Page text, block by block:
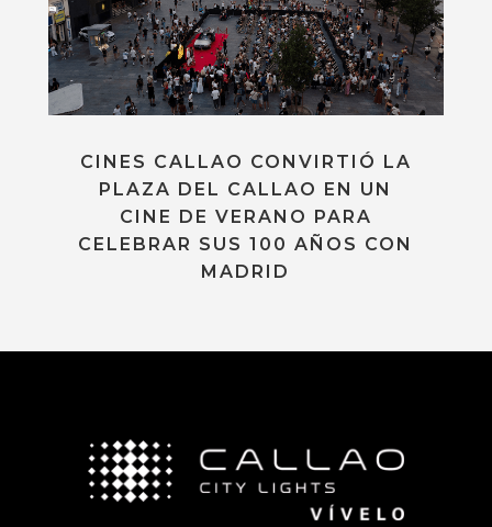
CINES CALLAO CONVIRTIÓ LA
PLAZA DEL CALLAO EN UN
CINE DE VERANO PARA
CELEBRAR SUS 100 AÑOS CON
MADRID